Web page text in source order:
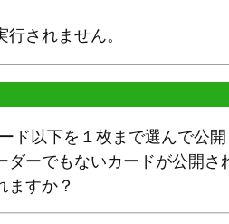
されません。
ド以下を１枚まで選んで公
ーでもないカードが公開さ
ますか？